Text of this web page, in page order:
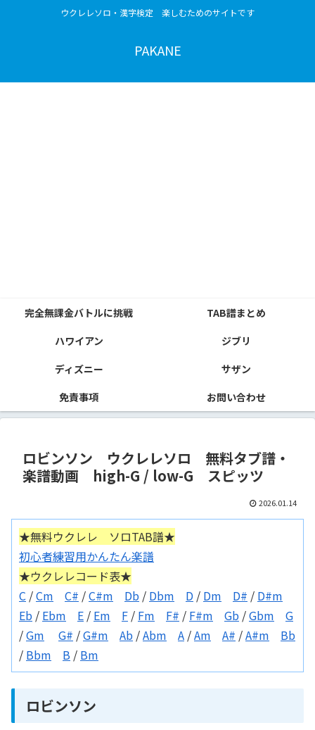
ウクレレソロ・漢字検定 楽しむためのサイトです
PAKANE
完全無課金バトルに挑戦
TAB譜まとめ
ハワイアン
ジブリ
ディズニー
サザン
免責事項
お問い合わせ
ロビンソン ウクレレソロ 無料タブ譜・
楽譜動画 high-G / low-G スピッツ
2026.01.14
★無料ウクレレ ソロTAB譜★
初心者練習用かんたん楽譜
★ウクレレコード表★
C /Cm C# /C#m Db / Dbm D / Dm D# / D#m
Eb / Ebm E / Em F / Fm F# / F#m Gb /Gbm
G
/Gm G# /G#m Ab /Abm A /Am A# /A#m
Bb
/ Bbm B / Bm
ロビンソン